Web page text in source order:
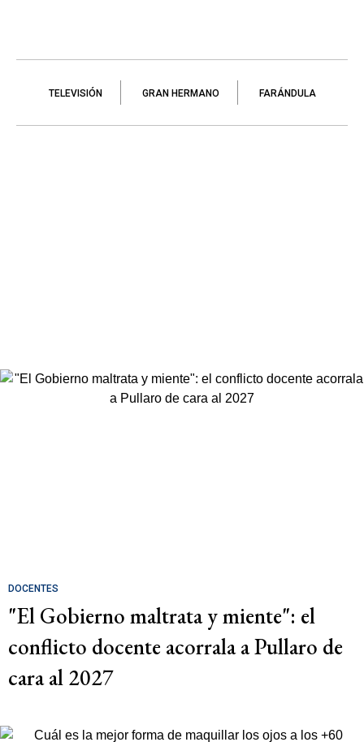
TELEVISIÓN GRAN HERMANO FARÁNDULA
DOCENTES
"El Gobierno maltrata y miente": el
conflicto docente acorrala a Pullaro de
cara al 2027